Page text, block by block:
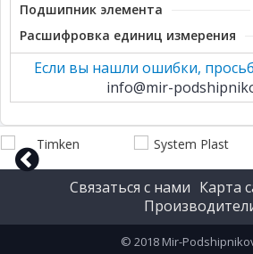
Подшипник элемента
Расшифровка единиц измерения
Если вы нашли ошибки,
info@mir-
Связаться с нами Карта
© 2018 Mir-